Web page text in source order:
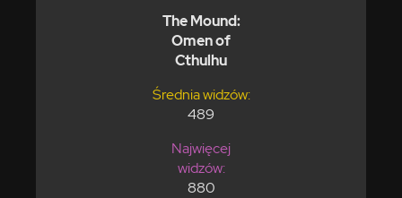
The Mound:
Omen of
Cthulhu
Średnia widzów:
489
Najwięcej
widzów:
880